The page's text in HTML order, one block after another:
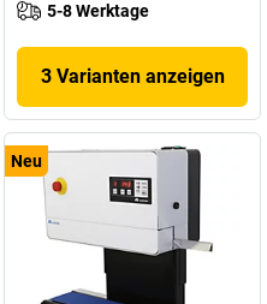
5-8 Werktage
3 Varianten anzeigen
Neu